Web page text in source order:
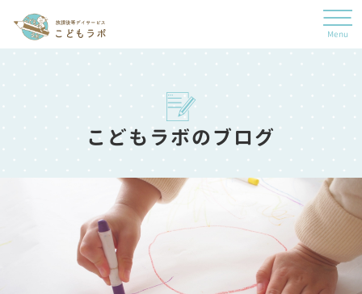
こどもラボのブログ
1月
2月
1月
2月
1月
4月
3月
2月
1月
5月
4月
2月
7月
6月
4月
2月
8月
7月
6月
5月
4月